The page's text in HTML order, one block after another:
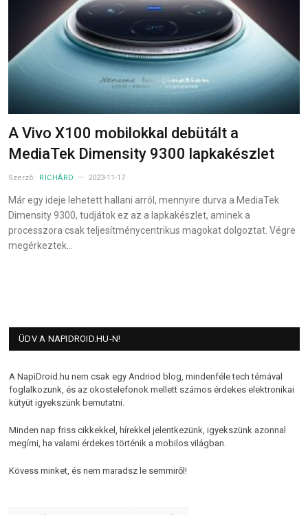
A Vivo X100 mobilokkal debütált a
MediaTek Dimensity 9300 lapkakészlet
Szerző: RICHÁRD 2023-11-17
Már egy ideje lehetett hallani arról, mennyire durva a MediaTek
Dimensity 9300, tudjátok ez az a lapkakészlet, aminek a
processzora csak teljesítménycentrikus magokat dolgoztat. Végre
megérkeztek…
ÜDV A NAPIDROID.HU-N!
A NapiDroid.hu nem csak egy Andriod blog, mindenféle tech témával
foglalkozunk, és az okostelefonok mellett számos érdekes elektronikai
kütyüt igyekszünk bemutatni.
Minden nap friss cikkekkel, hírekkel jelentkezünk, igyekszünk azonnal
megírni, ha valami érdekes történik a mobilos világban.
Kövess minket, és nem maradsz le semmiről!